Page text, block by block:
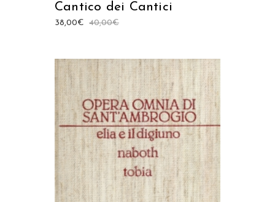
Cantico dei Cantici
40,00€
38,00€
AGGIUNGI AL CARRELLO